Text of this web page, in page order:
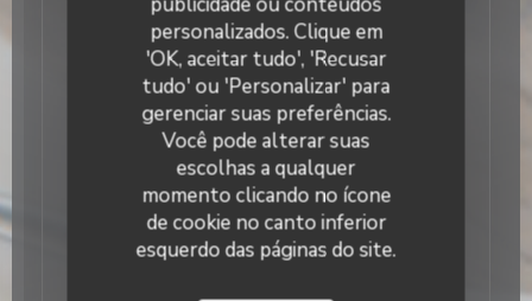
personalizados. Clique em
'OK, aceitar tudo', 'Recusar
tudo' ou 'Personalizar' para
gerenciar suas preferências.
Você pode alterar suas
escolhas a qualquer
momento clicando no ícone
de cookie no canto inferior
esquerdo das páginas do site.
Le Maresquier
12, place Saint Augustin - 75008 Paris
Localizado no 12 Place Saint Augustin no
8º arrondissement de Paris, a meio
caminho entre a Opera ea Champs
Elysées, o restaurante The Square é uma
obrigação para empresários e epicuristas
em busca de novos sabores.
Com um elegante, acolhedor e